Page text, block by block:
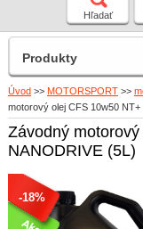
Hľadať
Úvod >> MOTORSPORT >>
motorový olej CFS 10w50
Závodný
NANODRIVE (5L)
-18%
Produkty